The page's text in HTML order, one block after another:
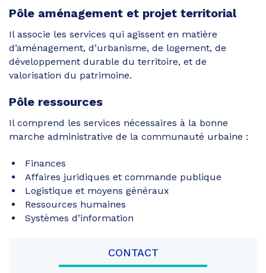
Pôle aménagement et projet territorial
Il associe les services qui agissent en matière
d’aménagement, d’urbanisme, de logement, de
développement durable du territoire, et de
valorisation du patrimoine.
Pôle ressources
Il comprend les services nécessaires à la bonne
marche administrative de la communauté urbaine :
Finances
Affaires juridiques et commande publique
Logistique et moyens généraux
Ressources humaines
Systèmes d’information
CONTACT